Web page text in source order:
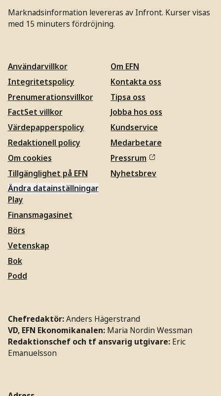
Marknadsinformation levereras av Infront. Kurser visas
med 15 minuters fördröjning.
Användarvillkor
Integritetspolicy
Prenumerationsvillkor
FactSet villkor
Värdepapperspolicy
Redaktionell policy
Om cookies
Tillgänglighet på EFN
Ändra datainställningar
Om EFN
Kontakta oss
Tipsa oss
Jobba hos oss
Kundservice
Medarbetare
Pressrum
Nyhetsbrev
Play
Finansmagasinet
Börs
Vetenskap
Bok
Podd
Chefredaktör:Anders Hägerstrand
VD, EFN Ekonomikanalen: Maria Nordin Wessman
Redaktionschef och tf ansvarig utgivare: Eric
Emanuelsson